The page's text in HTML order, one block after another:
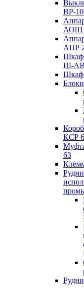
ВР-
АОШ
АПР
Шкаф
Ш-
Шкаф
КСР
63